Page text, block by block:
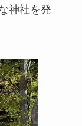
神社を発